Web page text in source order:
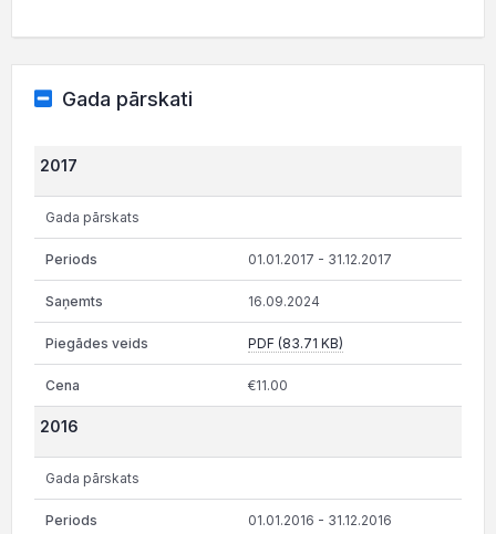
Gada pārskati
2017
Gada pārskats
01.01.2017 - 31.12.2017
16.09.2024
PDF (83.71 KB)
€11.00
2016
Gada pārskats
01.01.2016 - 31.12.2016